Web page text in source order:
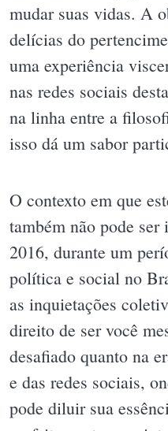
mudar suas vidas. A
delícias do
uma experiência
nas redes sociais
na linha entre a
isso dá um sabor
O contexto em que
também não pode
2016, durante um
política e social no
as inquietações
direito de ser você
desafiado quanto na
e das redes sociais,
pode diluir sua